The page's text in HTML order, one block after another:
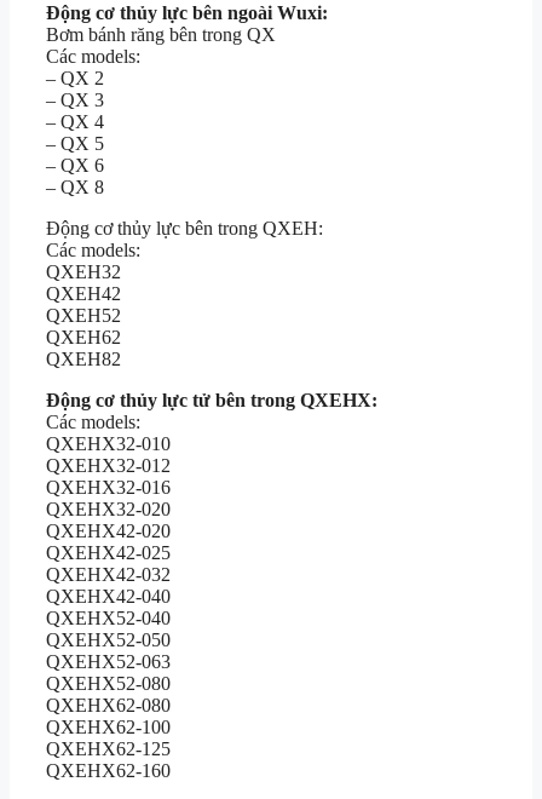
Động cơ thủy lực bên ngoài Wuxi:
Bơm bánh răng bên trong QX
Các models:
– QX 2
– QX 3
– QX 4
– QX 5
– QX 6
– QX 8
Động cơ thủy lực bên trong QXEH:
Các models:
QXEH32
QXEH42
QXEH52
QXEH62
QXEH82
Động cơ thủy lực tử bên trong QXEHX:
Các models:
QXEHX32-010
QXEHX32-012
QXEHX32-016
QXEHX32-020
QXEHX42-020
QXEHX42-025
QXEHX42-032
QXEHX42-040
QXEHX52-040
QXEHX52-050
QXEHX52-063
QXEHX52-080
QXEHX62-080
QXEHX62-100
QXEHX62-125
QXEHX62-160